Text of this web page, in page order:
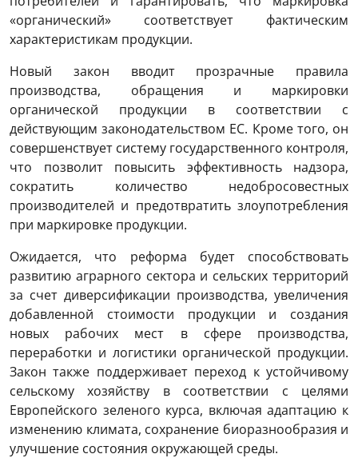
«органический» соответствует фактическим
характеристикам продукции.
Новый закон вводит прозрачные правила
производства, обращения и маркировки
органической продукции в соответствии с
действующим законодательством ЕС. Кроме того, он
совершенствует систему государственного контроля,
что позволит повысить эффективность надзора,
сократить количество недобросовестных
производителей и предотвратить злоупотребления
при маркировке продукции.
Ожидается, что реформа будет способствовать
развитию аграрного сектора и сельских территорий
за счет диверсификации производства, увеличения
добавленной стоимости продукции и создания
новых рабочих мест в сфере производства,
переработки и логистики органической продукции.
Закон также поддерживает переход к устойчивому
сельскому хозяйству в соответствии с целями
Европейского зеленого курса, включая адаптацию к
изменению климата, сохранение биоразнообразия и
улучшение состояния окружающей среды.